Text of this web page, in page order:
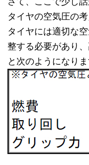
タイヤの空気圧の考
タイヤには適切な
整する必要があり
と次のようになり